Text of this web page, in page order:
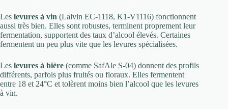
Les levures à vin (Lalvin EC-1118, K1-V1116) fonctionnent
aussi très bien. Elles sont robustes, terminent proprement leur
fermentation, supportent des taux d’alcool élevés. Certaines
fermentent un peu plus vite que les levures spécialisées.
Les levures à bière (comme SafAle S-04) donnent des profils
différents, parfois plus fruités ou floraux. Elles fermentent
entre 18 et 24°C et tolèrent moins bien l’alcool que les levures
à vin.